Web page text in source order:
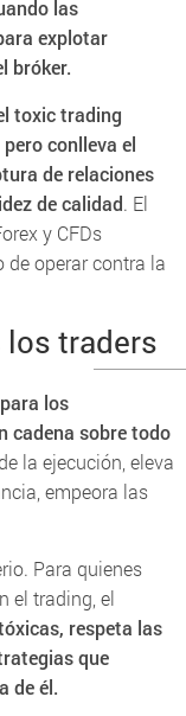
las
explotar
bróker.
toxic trading
conlleva el
de relaciones
de calidad. El
y CFDs
de operar contra la
traders
los
cadena sobre todo
la ejecución, eleva
empeora las
Para quienes
el trading, el
respeta las
que
de él.